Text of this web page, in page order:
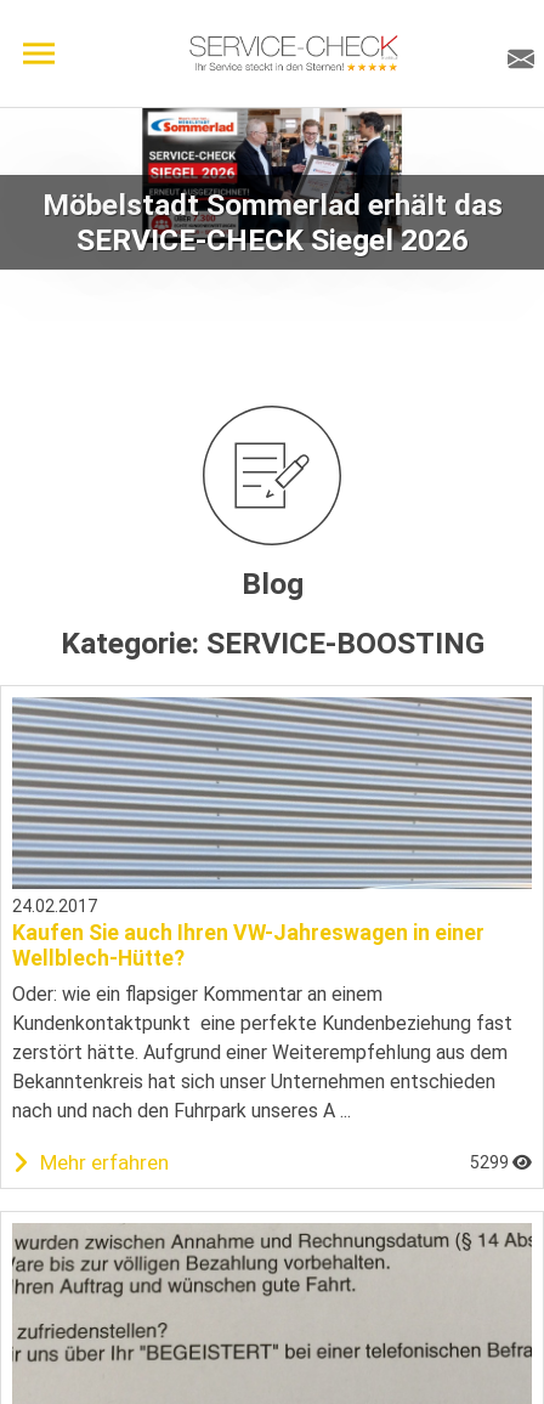
Möbelstadt Sommerlad erhält das
SERVICE-CHECK Siegel 2026
Blog
Kategorie: SERVICE-BOOSTING
24.02.2017
Kaufen Sie auch Ihren VW-Jahreswagen in einer
Wellblech-Hütte?
Oder: wie ein flapsiger Kommentar an einem
Kundenkontaktpunkt eine perfekte Kundenbeziehung fast
zerstört hätte. Aufgrund einer Weiterempfehlung aus dem
Bekanntenkreis hat sich unser Unternehmen entschieden
nach und nach den Fuhrpark unseres A ...
Mehr erfahren 5299